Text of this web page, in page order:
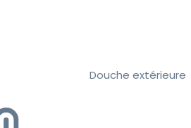
Douche extérieure